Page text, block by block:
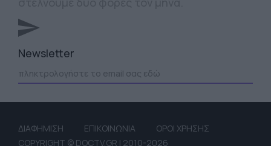
Newsletter
ΔΙΑΦΗΜΙΣΗ ΕΠΙΚΟΙΝΩΝΙΑ
ΟΡΟΙ ΧΡΗΣΗΣ
COPYRIGHT © DOCTV.GR | 2010-2026